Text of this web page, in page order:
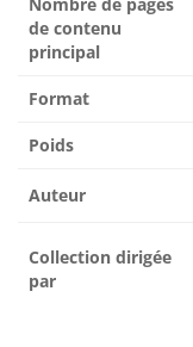
Nombre de pages
de contenu
principal
Format
Poids
Auteur
Collection dirigée
par